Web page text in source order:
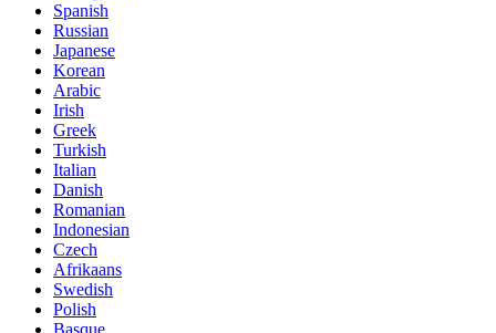
Spanish
Russian
Japanese
Korean
Arabic
Irish
Greek
Turkish
Italian
Danish
Romanian
Indonesian
Czech
Afrikaans
Swedish
Polish